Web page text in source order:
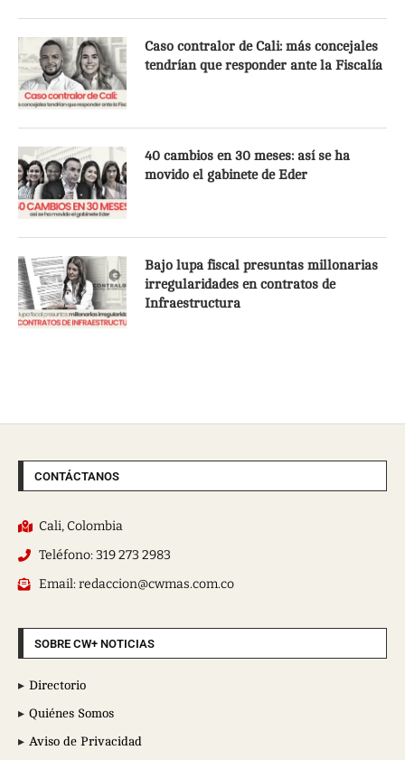
Caso contralor de Cali: más concejales
tendrían que responder ante la Fiscalía
40 cambios en 30 meses: así se ha
movido el gabinete de Eder
Bajo lupa fiscal presuntas millonarias
irregularidades en contratos de
Infraestructura
CONTÁCTANOS
Cali, Colombia
Teléfono: 319 273 2983
Email: redaccion@cwmas.com.co
SOBRE CW+ NOTICIAS
Directorio
Quiénes Somos
Aviso de Privacidad